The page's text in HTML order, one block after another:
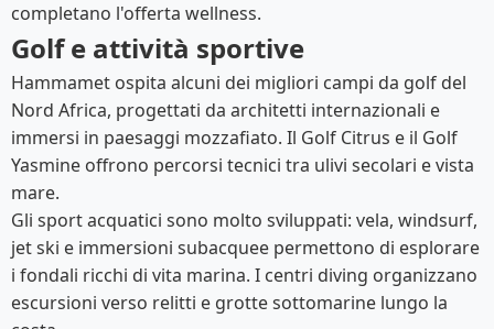
completano l'offerta wellness.
Golf e attività sportive
Hammamet ospita alcuni dei migliori campi da golf del
Nord Africa, progettati da architetti internazionali e
immersi in paesaggi mozzafiato. Il Golf Citrus e il Golf
Yasmine offrono percorsi tecnici tra ulivi secolari e vista
mare.
Gli sport acquatici sono molto sviluppati: vela, windsurf,
jet ski e immersioni subacquee permettono di esplorare
i fondali ricchi di vita marina. I centri diving organizzano
escursioni verso relitti e grotte sottomarine lungo la